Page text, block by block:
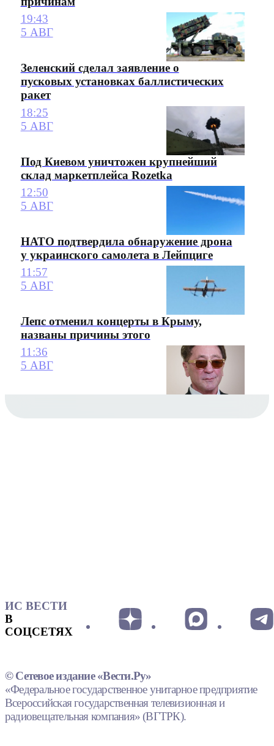
19:43
5 АВГ
Зеленский сделал заявление о
пусковых установках баллистических
ракет
18:25
5 АВГ
Под Киевом уничтожен крупнейший
склад маркетплейса Rozetka
12:50
5 АВГ
НАТО подтвердила обнаружение дрона
у украинского самолета в Лейпциге
11:57
5 АВГ
Лепс отменил концерты в Крыму,
названы причины этого
11:36
5 АВГ
ИС ВЕСТИ
В
СОЦСЕТЯХ
© Сетевое издание «Вести.Ру»
«Федеральное государственное унитарное предприятие
Всероссийская государственная телевизионная и
радиовещательная компания» (ВГТРК).